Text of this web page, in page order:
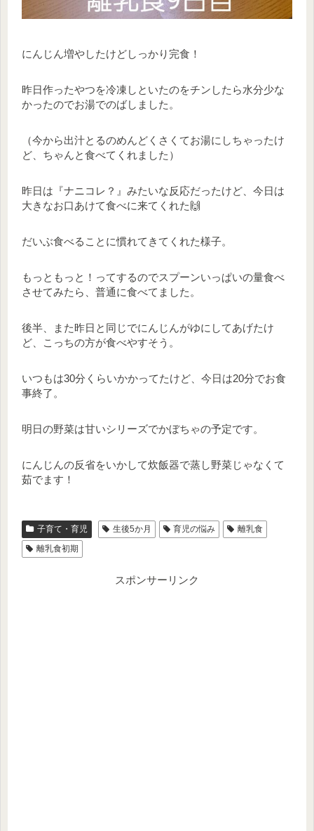
にんじん増やしたけどしっかり完食！
昨日作ったやつを冷凍しといたのをチンしたら水分少な
かったのでお湯でのばしました。
（今から出汁とるのめんどくさくてお湯にしちゃったけ
ど、ちゃんと食べてくれました）
昨日は『ナニコレ？』みたいな反応だったけど、今日は
大きなお口あけて食べに来てくれた🙌
だいぶ食べることに慣れてきてくれた様子。
もっともっと！ってするのでスプーンいっぱいの量食べ
させてみたら、普通に食べてました。
後半、また昨日と同じでにんじんがゆにしてあげたけ
ど、こっちの方が食べやすそう。
いつもは30分くらいかかってたけど、今日は20分でお食
事終了。
明日の野菜は甘いシリーズでかぼちゃの予定です。
にんじんの反省をいかして炊飯器で蒸し野菜じゃなくて
茹でます！
子育て・育児 生後5か月 育児の悩み
離乳食
離乳食初期
スポンサーリンク